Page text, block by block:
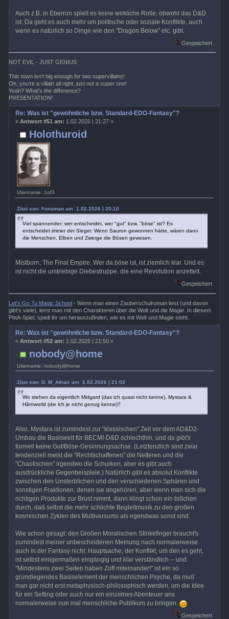
Auch z.B. in Eberron spielt es keine wirkliche Rolle, obwohl das D&D
ist. Da geht es auch mehr um politische oder soziale Konflikte, auch
wenn es natürlich so Dinge wie den "Dragon Below" etc. gibt.
Gespeichert
NOT EVIL - JUST GENIUS
This town isn’t big enough for two supervillains!
Oh, you’re a villain all right, just not a super one!
Yeah? What’s the difference?
PRESENTATION!
Holothuroid
Username: 1of3
Re: Was ist "gewöhnliche bzw. Standard-EDO-Fantasy"?
« Antwort #51 am: 1.02.2026 | 21:27 »
Zitat von: Fonzman am 1.02.2026 | 20:10
Viel spannender: wer entscheidet, wer "gut" bzw. "böse" ist? Es
entscheidet immer der Sieger. Wenn Sauron gewonnen hätte, wären dann
die Menschen, Elben und Zwerge die Bösen gewesen.
Mistborn, The Final Empire. Wer da böse ist, ist ziemlich klar. Und es
ist nicht die umtriebige Diebestruppe, die eine Revolution anzettelt.
Gespeichert
Let's Go To Magic School - Wenn man einen Zauberschulroman liest (und davon
gibt's viele), lernt man mit den Charakteren über die Welt und die Magie. In diesem
PbtA-Spiel, spielt ihr um herauszufinden, wie es mit Welt und Magie steht.
nobody@home
Username: nobody@home
Re: Was ist "gewöhnliche bzw. Standard-EDO-Fantasy"?
« Antwort #52 am: 1.02.2026 | 21:50 »
Zitat von: D. M_Athair am 1.02.2026 | 21:02
Wo stehen da eigentlich Midgard (das ich quasi nicht kenne), Mystara &
Hârnworld (die ich je nicht genug kenne)?
Also, Mystara ist zumindest zur "klassischen" Zeit vor dem AD&D2-
Umbau die Basiswelt für BECMI-D&D schlechthin, und da gibt's
formell keine Gut/Böse-Gesinnungsachse. (Letztendlich sind zwar
tendenziell meist die "Rechtschaffenen" die Netteren und die
"Chaotischen" irgendwo die Schurken, aber es gibt auch
ausdrückliche Gegenbeispiele.) Natürlich gibt es absolut Konflikte
zwischen den Unsterblichen und den verschiedenen Sphären und
sonstigen Fraktionen, denen sie angehören, aber wenn man sich die
richtigen Produkte zur Brust nimmt, dann klingt schon ein bißchen
durch, daß selbst die mehr schlichte Begleitmusik zu den großen
kosmischen Zyklen des Multiversums als irgendwas sonst sind.
Wie schon gesagt: den Großen Moralischen Stinkefinger braucht's
zumindest meiner unbescheidenen Meinung nach normalerweise
auch in der Fantasy nicht. Hauptsache, der Konflikt, um den es geht,
ist selbst einigermaßen eingängig und klar verständlich -- und
"Mindestens zwei Seiten haben Zoff miteinander!" ist ein so
grundlegendes Basiselement der menschlichen Psyche, da muß
man gar nicht erst metaphysisch-philosophisch werden, um die Idee
für ein Setting oder auch nur ein einzelnes Abenteuer ans
normalerweise nun mal menschliche Publikum zu bringen.
Gespeichert